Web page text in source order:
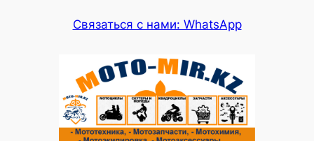
Связаться с нами: WhatsApp